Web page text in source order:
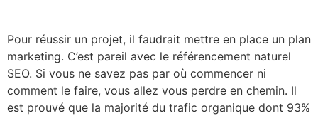
Pour réussir un projet, il faudrait mettre en place un plan
marketing. C’est pareil avec le référencement naturel
SEO. Si vous ne savez pas par où commencer ni
comment le faire, vous allez vous perdre en chemin. Il
est prouvé que la majorité du trafic organique dont 93%